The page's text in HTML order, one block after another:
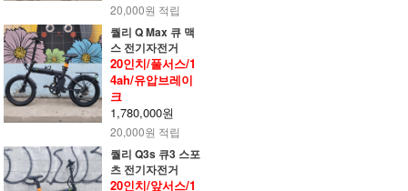
20,000원 적립
퀄리 Q Max 큐 맥
스 전기자전거
20인치/풀서스/1
4ah/유압브레이
크
1,780,000원
20,000원 적립
퀄리 Q3s 큐3 스포
츠 전기자전거
20인치/앞서스/1